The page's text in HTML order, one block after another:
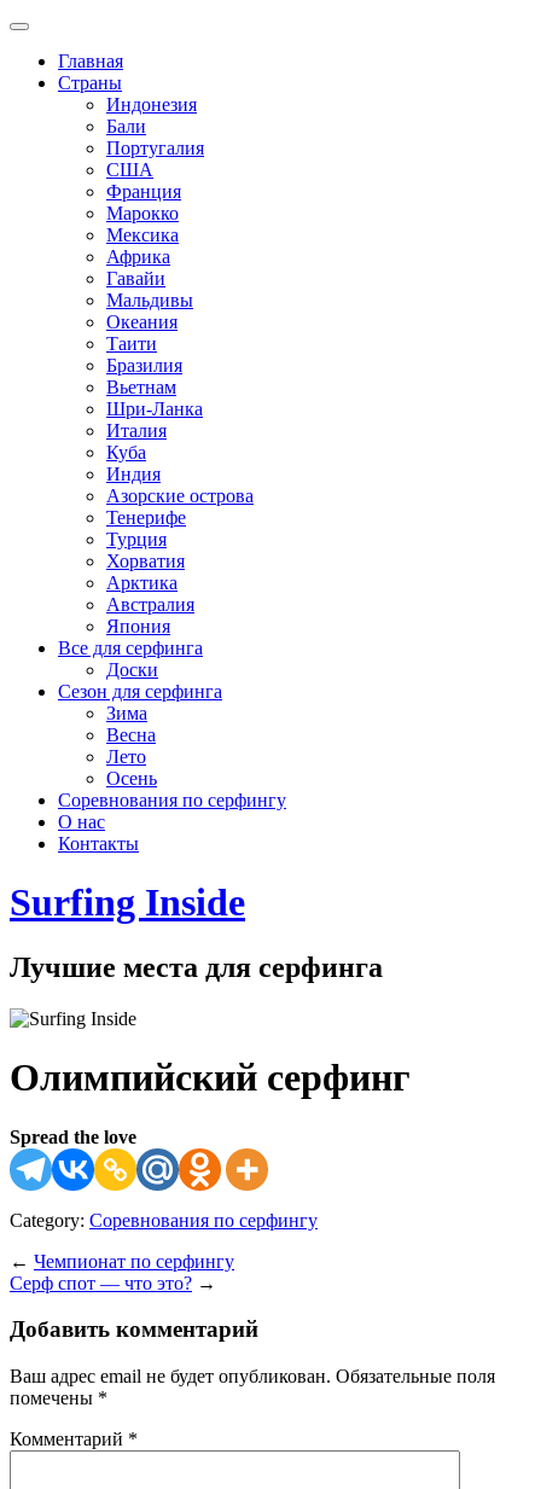
Главная
Страны
Индонезия
Бали
Португалия
США
Франция
Марокко
Мексика
Африка
Гавайи
Мальдивы
Океания
Таити
Бразилия
Вьетнам
Шри-Ланка
Италия
Куба
Индия
Азорские острова
Тенерифе
Турция
Хорватия
Арктика
Австралия
Япония
Все для серфинга
Доски
Сезон для серфинга
Зима
Весна
Лето
Осень
Соревнования по серфингу
О нас
Контакты
Surfing Inside
Лучшие места для серфинга
Олимпийский серфинг
Spread the love
Category: Соревнования по серфингу
← Чемпионат по серфингу
Серф спот — что это? →
Добавить комментарий
Ваш адрес email не будет опубликован. Обязательные поля
помечены *
Комментарий *